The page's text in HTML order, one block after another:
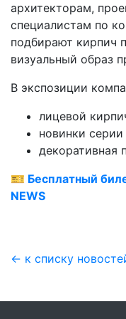
архитекторам,
специалистам по
подбирают кирпич
визуальный образ
В экспозиции
лицевой
новинки
декоративная
🎫 Бесплатный
NEWS
← к списку